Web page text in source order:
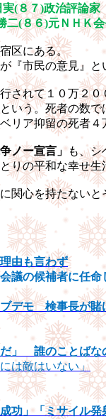
(８７)政治評論
二(８６)元ＮＨＫ
区にある。
『市民の意見』
されて１０万２
いう。死者の数
リア抑留の死者
ノー宣言」 も、
りの平和な幸せ生
動きに関心を
由も言わず
議の候補者に任命
デモ 検事長が賭
だ」 誰のことばな
は敵はいない」
功」「ミサイル発